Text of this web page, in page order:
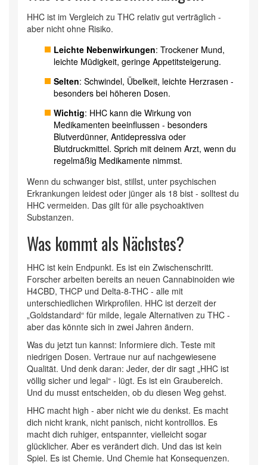
HHC ist im Vergleich zu THC relativ gut verträglich -
aber nicht ohne Risiko.
Leichte Nebenwirkungen: Trockener Mund,
leichte Müdigkeit, geringe Appetitsteigerung.
Selten: Schwindel, Übelkeit, leichte Herzrasen -
besonders bei höheren Dosen.
Wichtig: HHC kann die Wirkung von
Medikamenten beeinflussen - besonders
Blutverdünner, Antidepressiva oder
Blutdruckmittel. Sprich mit deinem Arzt, wenn du
regelmäßig Medikamente nimmst.
Wenn du schwanger bist, stillst, unter psychischen
Erkrankungen leidest oder jünger als 18 bist - solltest du
HHC vermeiden. Das gilt für alle psychoaktiven
Substanzen.
Was kommt als Nächstes?
HHC ist kein Endpunkt. Es ist ein Zwischenschritt.
Forscher arbeiten bereits an neuen Cannabinoiden wie
H4CBD, THCP und Delta-8-THC - alle mit
unterschiedlichen Wirkprofilen. HHC ist derzeit der
„Goldstandard“ für milde, legale Alternativen zu THC -
aber das könnte sich in zwei Jahren ändern.
Was du jetzt tun kannst: Informiere dich. Teste mit
niedrigen Dosen. Vertraue nur auf nachgewiesene
Qualität. Und denk daran: Jeder, der dir sagt „HHC ist
völlig sicher und legal“ - lügt. Es ist ein Graubereich.
Und du musst entscheiden, ob du diesen Weg gehst.
HHC macht high - aber nicht wie du denkst. Es macht
dich nicht krank, nicht panisch, nicht kontrolllos. Es
macht dich ruhiger, entspannter, vielleicht sogar
glücklicher. Aber es verändert dich. Und das ist kein
Spiel. Es ist Chemie. Und Chemie hat Konsequenzen.